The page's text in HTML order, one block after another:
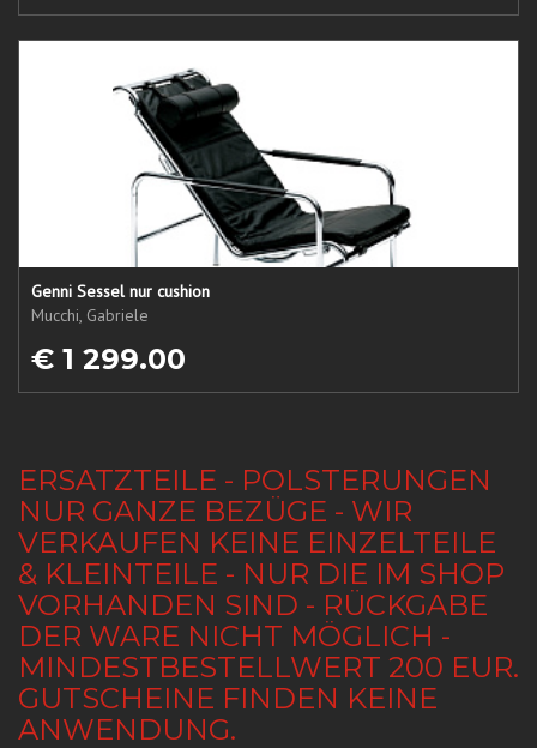
Genni Sessel nur cushion
Mucchi, Gabriele
€ 1 299.00
ERSATZTEILE - POLSTERUNGEN
NUR GANZE BEZÜGE - WIR
VERKAUFEN KEINE EINZELTEILE
& KLEINTEILE - NUR DIE IM SHOP
VORHANDEN SIND - RÜCKGABE
DER WARE NICHT MÖGLICH -
MINDESTBESTELLWERT 200 EUR.
GUTSCHEINE FINDEN KEINE
ANWENDUNG.